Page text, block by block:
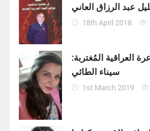
عبد الرزاق العاني
18th April 2018
العراقية المُغتربة:
سيناء الطائي
1st March 2019